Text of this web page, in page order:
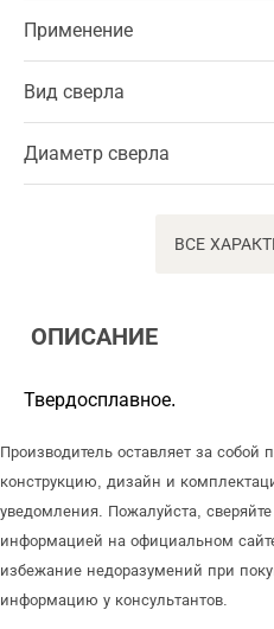
Применение
Вид сверла
Диаметр сверла
ВСЕ
ОПИСАНИЕ
Твердосплавное.
Производитель оставляет за
конструкцию, дизайн и
уведомления. Пожалуйста,
информацией на официальном
избежание недоразумений при
информацию у консультантов.